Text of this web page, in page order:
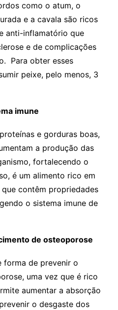
como o atum, o
e a cavala são ricos
anti-inflamatório que
e de complicações
Para obter esses
peixe, pelo menos, 3
imune
e gorduras boas,
a produção das
fortalecendo o
é um alimento rico em
contêm propriedades
o sistema imune de
de osteoporose
forma de prevenir o
uma vez que é rico
aumentar a absorção
o desgaste dos